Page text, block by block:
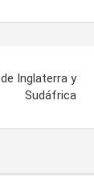
Inglaterra y
Sudáfrica